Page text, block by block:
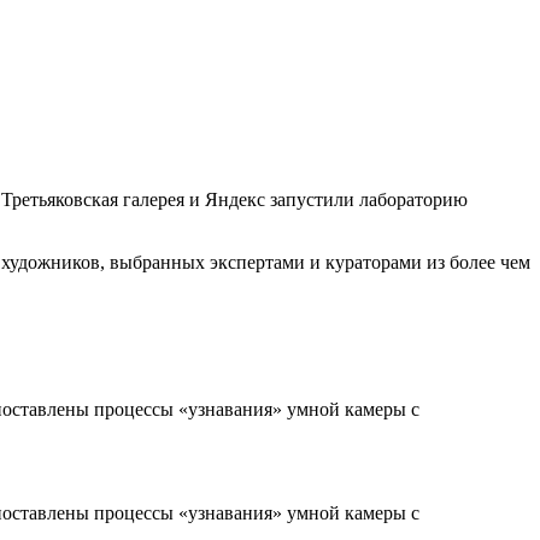
галерея и Яндекс запустили лабораторию
выбранных экспертами и кураторами из более чем
процессы «узнавания» умной камеры с
процессы «узнавания» умной камеры с